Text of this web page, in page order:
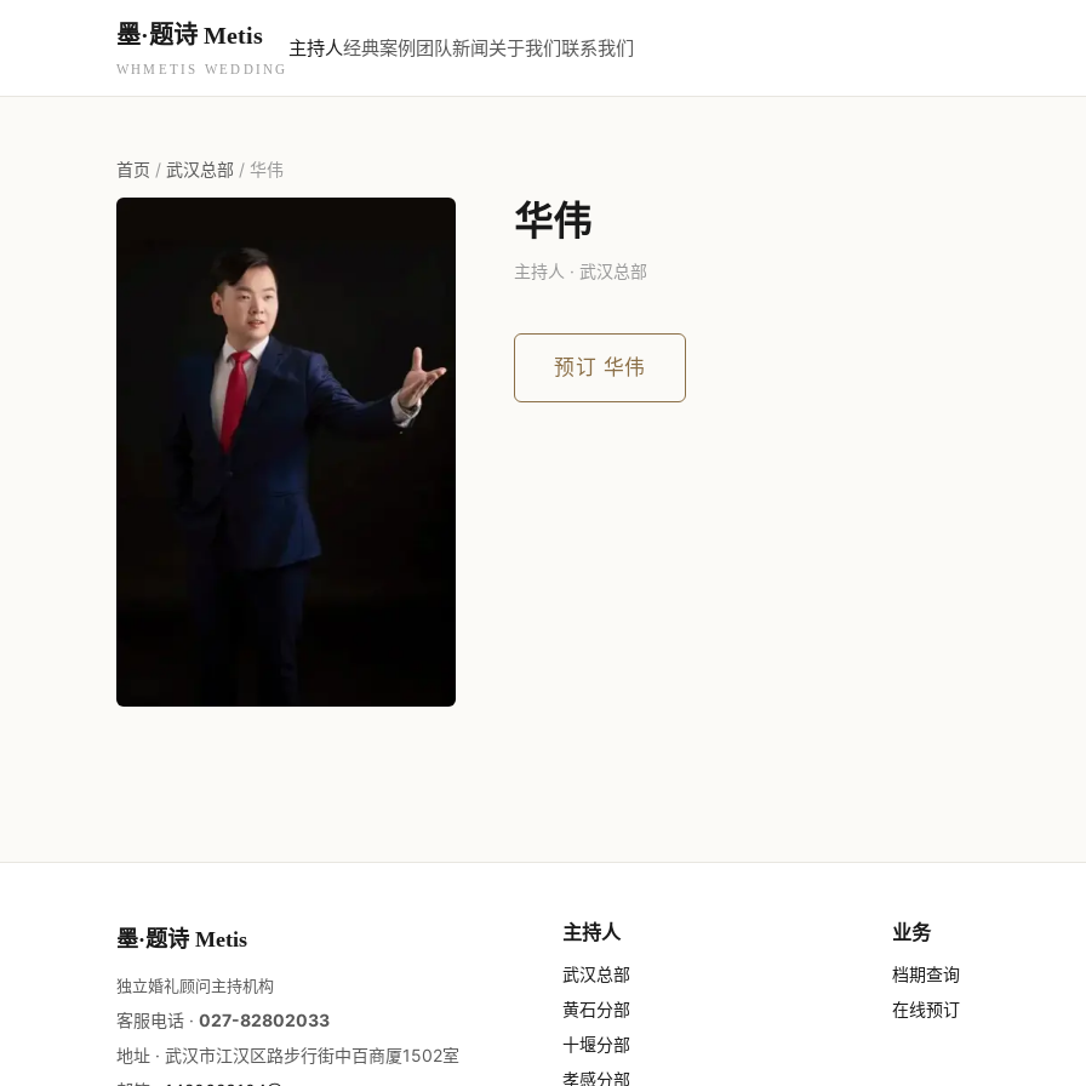
墨·题诗 Metis
WHMETIS WEDDING
主持人经典案例团队新闻关于我们联系我们
首页 / 武汉总部 / 华伟
华伟
主持人 · 武汉总部
预订 华伟
墨·题诗 Metis
独立婚礼顾问主持机构
客服电话 · 027-82802033
地址 · 武汉市江汉区路步行街中百商厦1502室
主持人
武汉总部
黄石分部
十堰分部
孝感分部
业务
档期查询
在线预订